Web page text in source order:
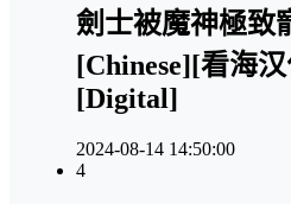
劍士被魔神極致
[Chinese][看海
[Digital]
2024-08-14 14:50:00
4